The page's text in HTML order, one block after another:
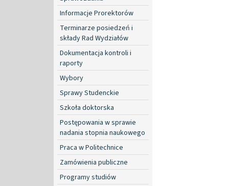
Informacje Prorektorów
Terminarze posiedzeń i
składy Rad Wydziałów
Dokumentacja kontroli i
raporty
Wybory
Sprawy Studenckie
Szkoła doktorska
Postępowania w sprawie
nadania stopnia naukowego
Praca w Politechnice
Zamówienia publiczne
Programy studiów